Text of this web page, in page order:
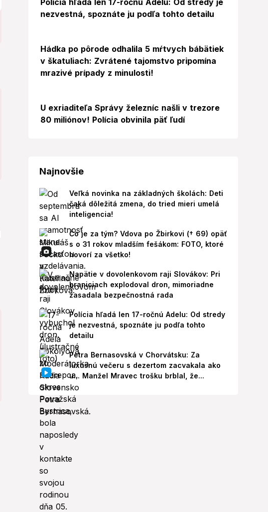
Polícia hľadá len 17-ročnú Adelu: Od stredy je
nezvestná, spoznáte ju podľa tohto detailu
Hádka po pôrode odhalila 5 mŕtvych bábätiek
v škatuliach: Zvrátené tajomstvo pripomína
mrazivé prípady z minulosti!
U exriaditeľa Správy železníc našli v trezore
80 miliónov! Polícia obvinila päť ľudí
Najnovšie
Veľká novinka na základných školách: Deti
čaká dôležitá zmena, do tried mieri umelá
inteligencia!
Čo je za tým? Vdova po Žbirkovi († 69) opäť
s o 31 rokov mladším fešákom: FOTO, ktoré
hovorí za všetko!
Napätie v dovolenkovom raji Slovákov: Pri
hraniciach explodoval dron, mimoriadne
zasadala bezpečnostná rada
Polícia hľadá len 17-ročnú Adelu: Od stredy
je nezvestná, spoznáte ju podľa tohto
detailu
Petra Bernasovská v Chorvátsku: Za
luxusnú večeru s dezertom zacvakala ako
u... Manžel Mravec trošku brblal, že...